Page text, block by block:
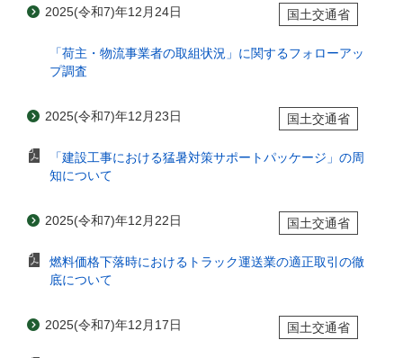
2025(令和7)年12月24日 国土交通省
「荷主・物流事業者の取組状況」に関するフォローアッ
プ調査
2025(令和7)年12月23日 国土交通省
「建設工事における猛暑対策サポートパッケージ」の周
知について
2025(令和7)年12月22日 国土交通省
燃料価格下落時におけるトラック運送業の適正取引の徹
底について
2025(令和7)年12月17日 国土交通省